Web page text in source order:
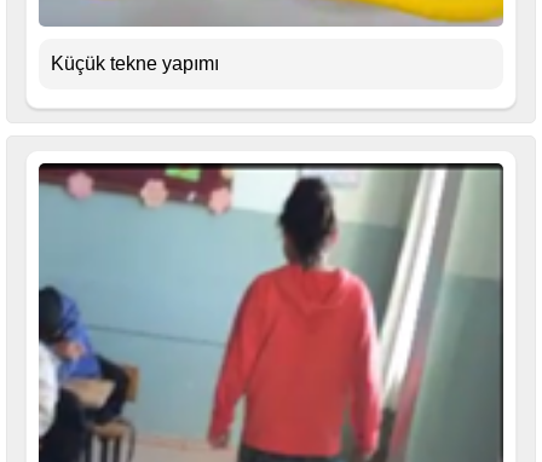
Küçük tekne yapımı